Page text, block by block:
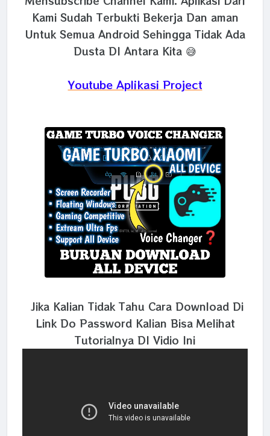
Kami Sudah Terbukti Bekerja Dan aman
Untuk Semua Android Sehingga Tidak Ada
Dusta DI Antara Kita 😅
Youtube Aplikasi Project
Jika Kalian Tidak Tahu Cara Download Di
Link Do Password Kalian Bisa Melihat
Tutorialnya DI Vidio Ini